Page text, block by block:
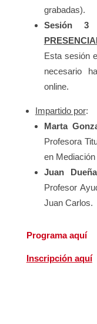
grabadas).
Sesión 3
Esta sesión
necesario
online.
Impartido por:
Marta
Profesora
en
Juan
Profesor
Juan Carlos.
Programa aquí
Inscripción aquí